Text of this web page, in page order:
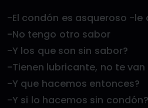
-El condón es asqueroso -
-No tengo otro sabor
-Y los que son sin sabor?
-Tienen lubricante, no te
-Y que hacemos entonces?
-Y si lo hacemos sin